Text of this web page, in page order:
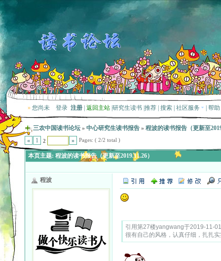
» 您尚未 登录 注册 返回主站 研究生读书 推荐 搜索 社区服务 帮助
三农中国读书论坛 » 中心研究生读书报告 » 程波的读书报告（更新至
«
1 2 » Pages: ( 2/2 total )
本页主题: 程波的读书报告（更新至2019.11.26）
程波
引用第27楼yangwang于2019-11-
很有自己的风格，认真仔细，扎扎